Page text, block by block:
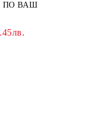
ПО ВАШ